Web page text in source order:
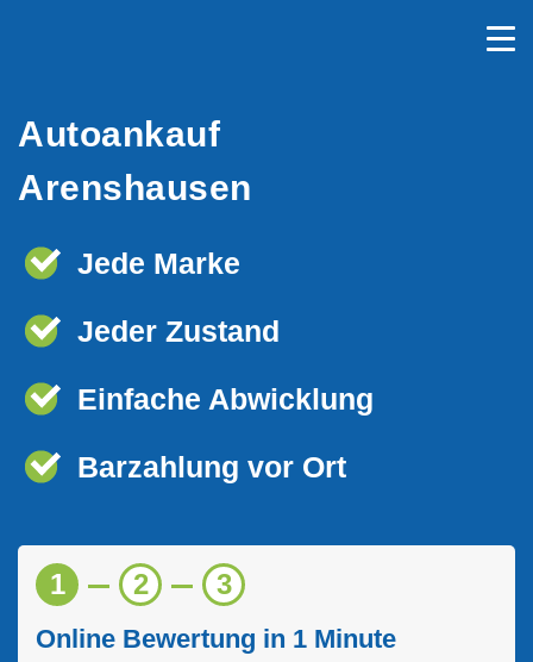
Autoankauf
Arenshausen
Jede Marke
Jeder Zustand
Einfache Abwicklung
Barzahlung vor Ort
1 2 3
Online Bewertung in 1 Minute